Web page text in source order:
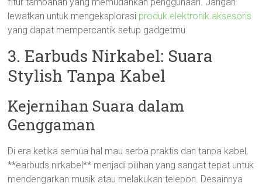
lewatkan untuk mengeksplorasi produk elektronik aksesoris
yang dapat mempercantik setup gadgetmu.
3. Earbuds Nirkabel: Suara
Stylish Tanpa Kabel
Kejernihan Suara dalam
Genggaman
Di era ketika semua hal mau serba praktis dan tanpa kabel,
**earbuds nirkabel** menjadi pilihan yang sangat tepat untuk
mendengarkan musik atau melakukan telepon. Desainnya